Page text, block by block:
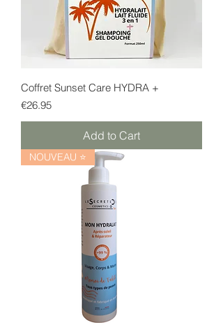
Coffret Sunset Care HYDRA +
Price
€26.95
Add to Cart
NOUVEAU ⭐